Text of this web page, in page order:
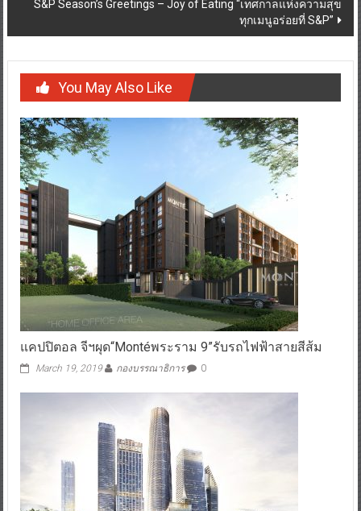
แคปปิตอล จีฯผุด“Montéพระราม 9”รับรถไฟฟ้าสายสีส้ม
March 19, 2019 กองบรรณาธิการ 0